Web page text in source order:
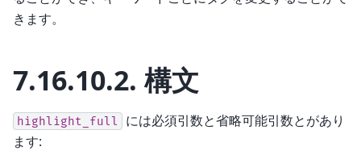
きます。
7.16.10.2. 構文
highlight_full
には必須引数と省略可能引数とがあり
ます: